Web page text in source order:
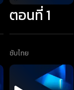
ตอนที่ 1
ซับไทย